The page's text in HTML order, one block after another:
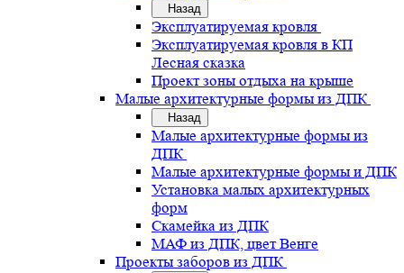
Назад
Эксплуатируемая кровля
Эксплуатируемая кровля в КП
Лесная сказка
Проект зоны отдыха на крыше
Малые архитектурные формы из ДПК
Назад
Малые архитектурные формы из
ДПК
Малые архитектурные формы и ДПК
Установка малых архитектурных
форм
Скамейка из ДПК
МАФ из ДПК, цвет Венге
Проекты заборов из ДПК